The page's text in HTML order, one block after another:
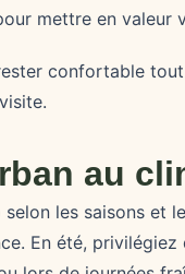
mettre en valeur
confortable
au
les saisons et
En été,